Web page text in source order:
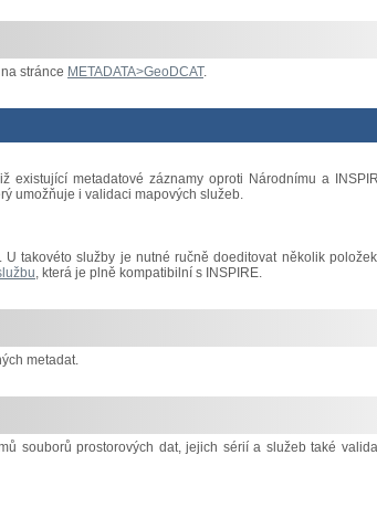
stránce METADATA>GeoDCAT.
existující metadatové záznamy oproti Národnímu a
umožňuje i validaci mapových služeb.
takovéto služby je nutné ručně doeditovat několik
, která je plně kompatibilní s INSPIRE.
metadat.
souborů prostorových dat, jejich sérií a služeb také